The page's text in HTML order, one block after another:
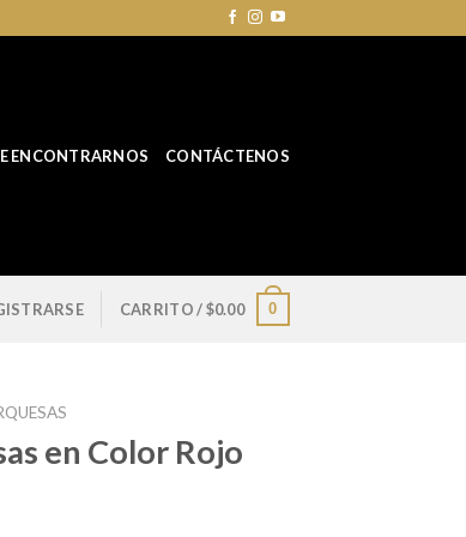
ENCONTRARNOS CONTÁCTENOS
CARRITO /$0.00 0
en Color Rojo